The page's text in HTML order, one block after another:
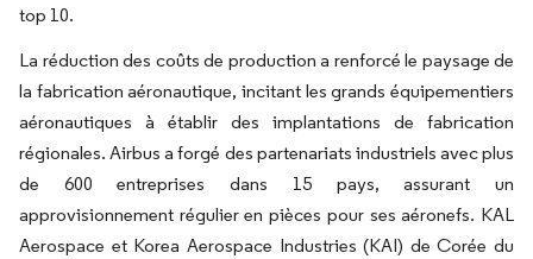
top 10.
La réduction des coûts de production a renforcé le paysage de
la fabrication aéronautique, incitant les grands équipementiers
aéronautiques à établir des implantations de fabrication
régionales. Airbus a forgé des partenariats industriels avec plus
de 600 entreprises dans 15 pays, assurant un
approvisionnement régulier en pièces pour ses aéronefs. KAL
Aerospace et Korea Aerospace Industries (KAI) de Corée du